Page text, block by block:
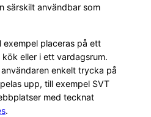
särskilt användbar som
exempel placeras på ett
eller i ett vardagsrum.
enkelt trycka på
upp, till exempel SVT
med tecknat
.